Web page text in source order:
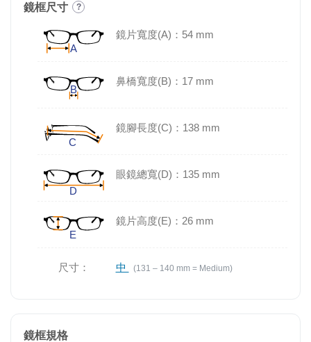
鏡框尺寸 ?
鏡片寬度(A)：54 mm
鼻橋寬度(B)：17 mm
鏡腳長度(C)：138 mm
眼鏡總寬(D)：135 mm
鏡片高度(E)：26 mm
尺寸： 中 (131 – 140 mm = Medium)
鏡框規格